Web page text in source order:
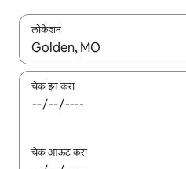
लोकेशन
जेव्हा परिणाम उपलब्ध असतील, तेव्हा
चेक इन करा
चेक आऊट करा